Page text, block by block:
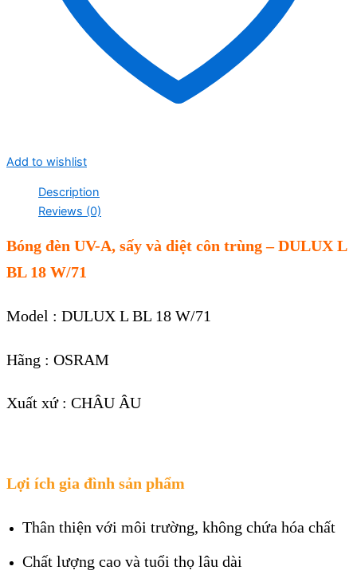
Add to wishlist
Description
Reviews (0)
Bóng đèn UV-A, sấy và diệt côn trùng – DULUX L
BL 18 W/71
Model : DULUX L BL 18 W/71
Hãng : OSRAM
Xuất xứ : CHÂU ÂU
Lợi ích gia đình sản phẩm
Thân thiện với môi trường, không chứa hóa chất
Chất lượng cao và tuổi thọ lâu dài